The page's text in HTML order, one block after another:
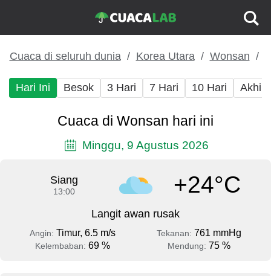
Cuaca di seluruh dunia Korea Utara Wonsan
Hari Ini Besok 3 Hari 7 Hari 10 Hari Akhir
Cuaca di Wonsan hari ini
Minggu, 9 Agustus 2026
Siang
13:00 +24°C
Langit awan rusak
Angin: Timur, 6.5 m/s Tekanan: 761 mmHg
Kelembaban: 69 % Mendung: 75 %